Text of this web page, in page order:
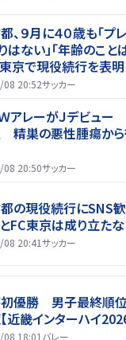
、９月に４０歳も「プ
はない」「年齢のこ
東京で現役続行を表明
20:52サッカー
アレーがＪデビュー
巣の悪性腫瘍から
20:50サッカー
の現役続行にSNS歓
FC東京は成り立たな
20:41サッカー
優勝 男子最終順位
近畿インターハイ
18:01 バレー